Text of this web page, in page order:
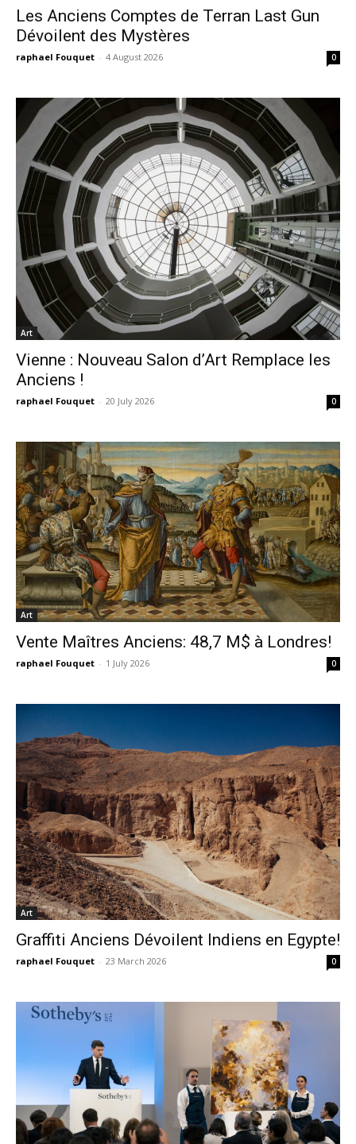
Les Anciens Comptes de Terran Last Gun
Dévoilent des Mystères
raphael Fouquet - 4 August 2026 0
Art
Vienne : Nouveau Salon d’Art Remplace les
Anciens !
raphael Fouquet - 20 July 2026 0
Art
Vente Maîtres Anciens: 48,7 M$ à Londres!
raphael Fouquet - 1 July 2026 0
Art
Graffiti Anciens Dévoilent Indiens en Egypte!
raphael Fouquet - 23 March 2026 0